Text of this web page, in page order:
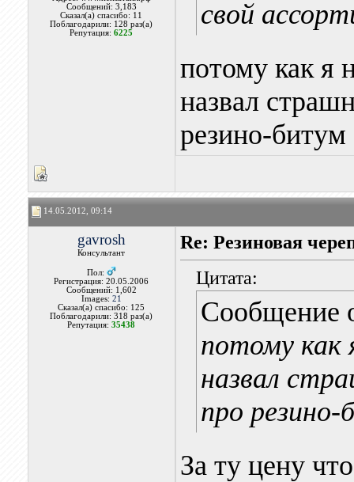
Сообщений: 3,183
Сказал(а) спасибо: 11
Поблагодарили: 128 раз(а)
Репутация:6225
свой
потому как я
назвал
резино-
14.05.2012, 09:14
gavrosh
Консультант
Пол:
Регистрация: 20.05.2006
Сообщений: 1,602
Images: 21
Сказал(а) спасибо: 125
Поблагодарили: 318 раз(а)
Репутация:35438
Re: Резиновая
Цитата:
Сообщение
потому как
назвал
про
За ту цену